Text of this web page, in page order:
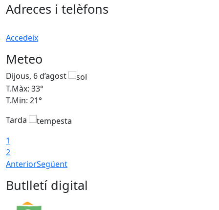
Adreces i telèfons
Accedeix
Meteo
Dijous, 6 d’agost
T.Màx: 33°
T.Min: 21°
Tarda
1
2
AnteriorSegüent
Butlletí digital